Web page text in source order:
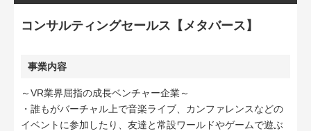
コンサルティングセールス【メタバース】
事業内容
～VR業界屈指の成長ベンチャー企業～
・誰もがバーチャル上で音楽ライブ、カンファレンスなどの
イベントに参加したり、友達と常設ワールドやゲームで遊ぶ